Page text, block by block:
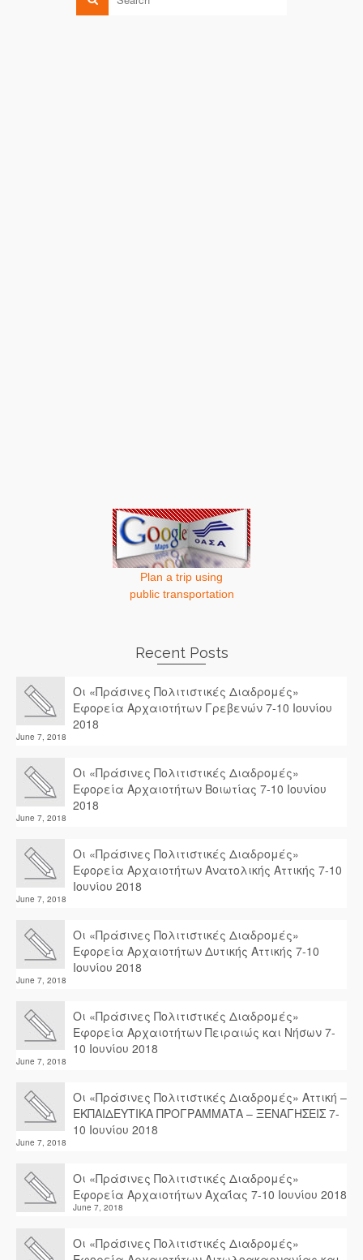
Plan a trip using
public transportation
Recent Posts
Οι «Πράσινες Πολιτιστικές Διαδρομές»
Εφορεία Αρχαιοτήτων Γρεβενών 7-10 Ιουνίου
2018
June 7, 2018
Οι «Πράσινες Πολιτιστικές Διαδρομές»
Εφορεία Αρχαιοτήτων Βοιωτίας 7-10 Ιουνίου
2018
June 7, 2018
Οι «Πράσινες Πολιτιστικές Διαδρομές»
Εφορεία Αρχαιοτήτων Ανατολικής Αττικής 7-10
Ιουνίου 2018
June 7, 2018
Οι «Πράσινες Πολιτιστικές Διαδρομές»
Εφορεία Αρχαιοτήτων Δυτικής Αττικής 7-10
Ιουνίου 2018
June 7, 2018
Οι «Πράσινες Πολιτιστικές Διαδρομές»
Εφορεία Αρχαιοτήτων Πειραιώς και Νήσων 7-
10 Ιουνίου 2018
June 7, 2018
Οι «Πράσινες Πολιτιστικές Διαδρομές» Αττική –
ΕΚΠΑΙΔΕΥΤΙΚΑ ΠΡΟΓΡΑΜΜΑΤΑ – ΞΕΝΑΓΗΣΕΙΣ 7-
10 Ιουνίου 2018
June 7, 2018
Οι «Πράσινες Πολιτιστικές Διαδρομές»
Εφορεία Αρχαιοτήτων Αχαΐας 7-10 Ιουνίου 2018
June 7, 2018
Οι «Πράσινες Πολιτιστικές Διαδρομές»